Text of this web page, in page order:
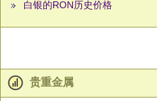
白银的RON历史价格
贵重金属